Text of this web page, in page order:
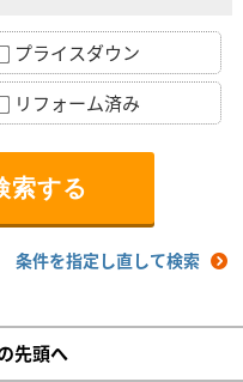
プライスダウン
リフォーム済み
条件を指定し直して検索
先頭へ